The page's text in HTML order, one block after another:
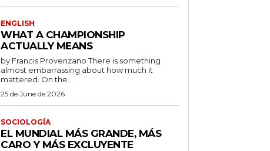
ENGLISH
WHAT A CHAMPIONSHIP
ACTUALLY MEANS
by Francis Provenzano There is something
almost embarrassing about how much it
mattered. On the...
25 de June de 2026
SOCIOLOGÍA
EL MUNDIAL MÁS GRANDE, MÁS
CARO Y MÁS EXCLUYENTE